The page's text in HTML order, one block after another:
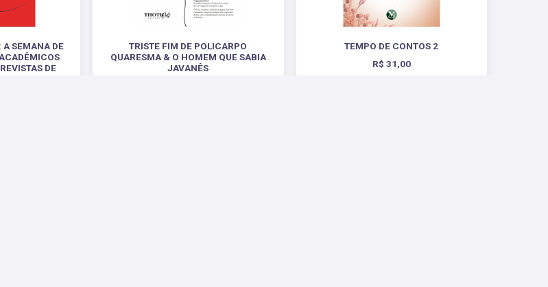
A SEMANA DE
DE
O JORNAL
TRISTE FIM DE POLICARPO
QUARESMA & O HOMEM QUE SABIA
JAVANÊS
TEMPO DE CONTOS 2
R$ 31,00